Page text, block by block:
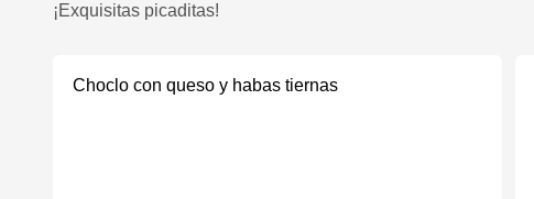
¡Exquisitas picaditas!
Choclo con queso y habas tiernas